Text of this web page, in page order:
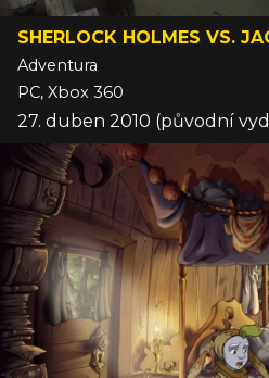
SHERLOCK HOLMES VS.
Adventura
PC, Xbox 360
27. duben 2010 (původní